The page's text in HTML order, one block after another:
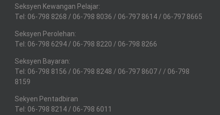
Seksyen Kewangan Pelajar:
Tel: 06-798 8268 / 06-798 8036 / 06-797 8614 / 06-797 8665
Seksyen Perolehan:
Tel: 06-798 6294 / 06-798 8220 / 06-798 8266
Seksyen Bayaran:
Tel: 06-798 8156 / 06-798 8248 / 06-797 8607 / / 06-798
8159
Sekyen Pentadbiran
Tel: 06-798 8214 / 06-798 6011